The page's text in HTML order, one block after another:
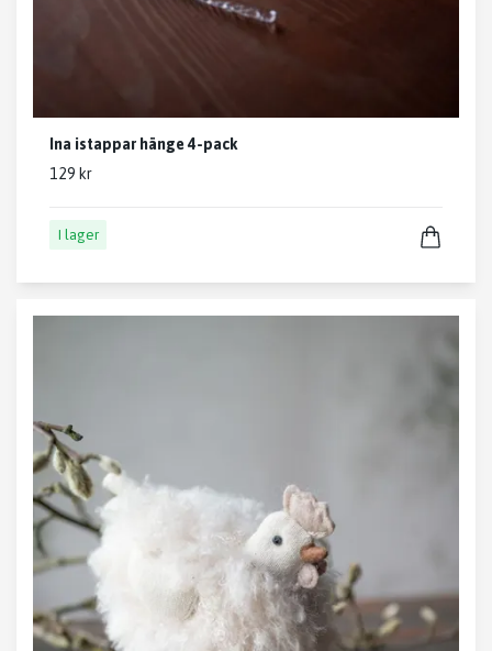
Ina istappar hänge 4-pack
129 kr
I lager